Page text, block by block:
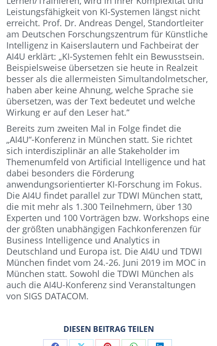
Leistungsfähigkeit von KI-Systemen längst nicht
erreicht. Prof. Dr. Andreas Dengel, Standortleiter
am Deutschen Forschungszentrum für Künstliche
Intelligenz in Kaiserslautern und Fachbeirat der
AI4U erklärt: „KI-Systemen fehlt ein Bewusstsein.
Beispielsweise übersetzen sie heute in Realzeit
besser als die allermeisten Simultandolmetscher,
haben aber keine Ahnung, welche Sprache sie
übersetzen, was der Text bedeutet und welche
Wirkung er auf den Leser hat.“
Bereits zum zweiten Mal in Folge findet die
„AI4U“-Konferenz in München statt. Sie richtet
sich interdisziplinär an alle Stakeholder im
Themenumfeld von Artificial Intelligence und hat
dabei besonders die Förderung
anwendungsorientierter KI-Forschung im Fokus.
Die AI4U findet parallel zur TDWI München statt,
die mit mehr als 1.300 Teilnehmern, über 130
Experten und 100 Vorträgen bzw. Workshops eine
der größten unabhängigen Fachkonferenzen für
Business Intelligence und Analytics in
Deutschland und Europa ist. Die AI4U und TDWI
München findet vom 24.-26. Juni 2019 im MOC in
München statt. Sowohl die TDWI München als
auch die AI4U-Konferenz sind Veranstaltungen
von SIGS DATACOM.
DIESEN BEITRAG TEILEN